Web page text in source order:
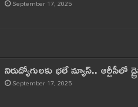
September 17, 2025
నిరుద్యోగులకు భలే న్యూస్.. ఆర్టీసీలో
September 17, 2025